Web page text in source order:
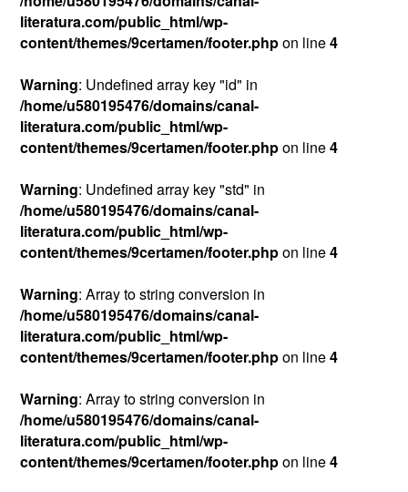
literatura.com/public_html/wp-
content/themes/9certamen/footer.phpon line4
Warning: Undefined array key "id" in
/home/u580195476/domains/canal-
literatura.com/public_html/wp-
content/themes/9certamen/footer.phpon line4
Warning: Undefined array key "std" in
/home/u580195476/domains/canal-
literatura.com/public_html/wp-
content/themes/9certamen/footer.phpon line4
Warning: Array to string conversion in
/home/u580195476/domains/canal-
literatura.com/public_html/wp-
content/themes/9certamen/footer.phpon line4
Warning: Array to string conversion in
/home/u580195476/domains/canal-
literatura.com/public_html/wp-
content/themes/9certamen/footer.phpon line4